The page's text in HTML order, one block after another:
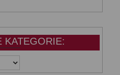
KATEGORIE: